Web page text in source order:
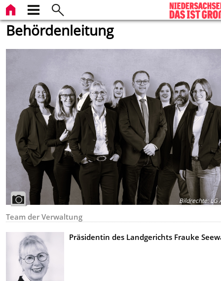
Behördenleitung
Bildrechte:LG
Team der Verwaltung
Präsidentin des Landgerichts Frauke